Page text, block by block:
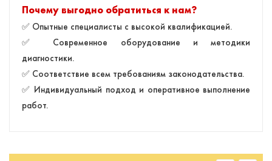
Почему выгодно обратиться к нам?
✅ Опытные специалисты с высокой квалификацией.
✅ Современное оборудование и методики
диагностики.
✅ Соответствие всем требованиям законодательства.
✅ Индивидуальный подход и оперативное выполнение
работ.